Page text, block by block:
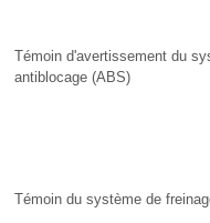
Témoin d'avertissement du
antiblocage (ABS)
Témoin du système de